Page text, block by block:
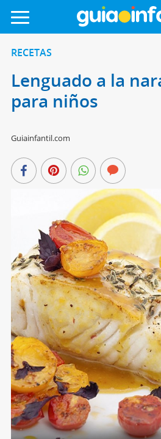
RECETAS
Lenguado a la
para niños
Guiainfantil.com